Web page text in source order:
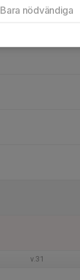
v.31
Bara nödvändiga